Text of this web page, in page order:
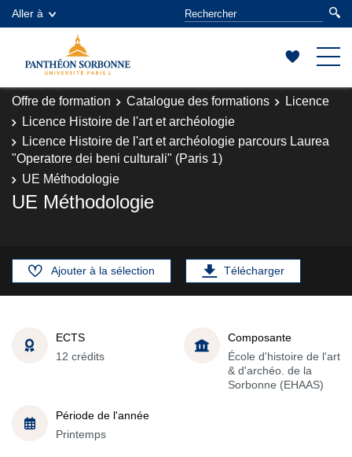
Aller à
Offre de formation Catalogue des formations
Licence
Licence Histoire de l'art et archéologie
Licence Histoire de l'art et archéologie parcours Laurea
"Operatore dei beni culturali" (Paris 1)
UE Méthodologie
UE Méthodologie
Ajouter à la sélection Télécharger
ECTS
12 crédits
Composante
École d'histoire de l'art
& d'archéo. de la
Sorbonne (EHAAS)
Période de l'année
Printemps